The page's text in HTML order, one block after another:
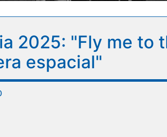
2025: "Fly me to
espacial"